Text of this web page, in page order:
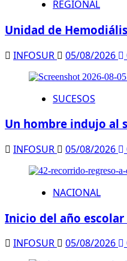
REGIONAL
Unidad de
INFOSUR 05/08/2026
SUCESOS
Un hombre indujo al
INFOSUR 05/08/2026
NACIONAL
Inicio del año escolar
INFOSUR 05/08/2026